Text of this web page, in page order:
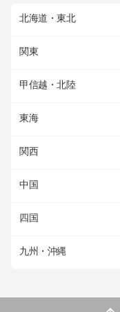
北海道・東北
関東
甲信越・北陸
東海
関西
中国
四国
九州・沖縄